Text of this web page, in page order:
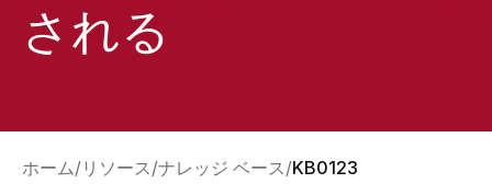
される
ホーム リソース ナレッジ ベース KB0123